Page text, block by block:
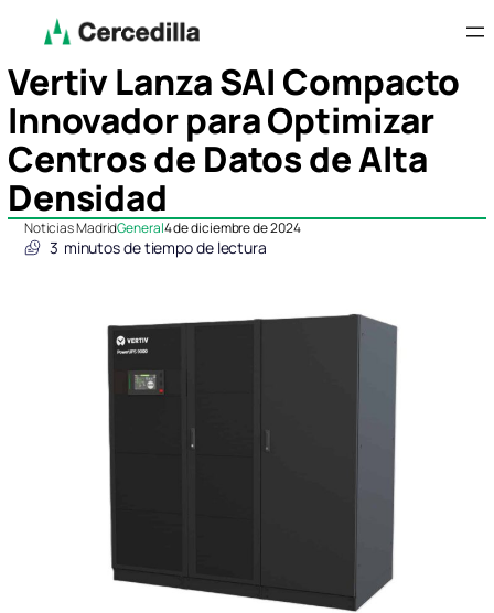
Vertiv Lanza SAI Compacto
Innovador para Optimizar
Centros de Datos de Alta
Densidad
Noticias MadridGeneral4 de diciembre de 2024
3 minutos de tiempo de lectura